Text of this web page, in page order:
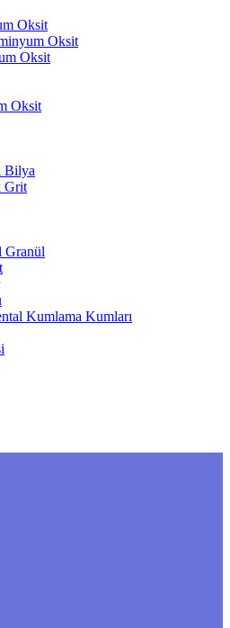
Oksit
Oksit
Oksit
Oksit
Bilya
Grit
Granül
Kumlama Kumları